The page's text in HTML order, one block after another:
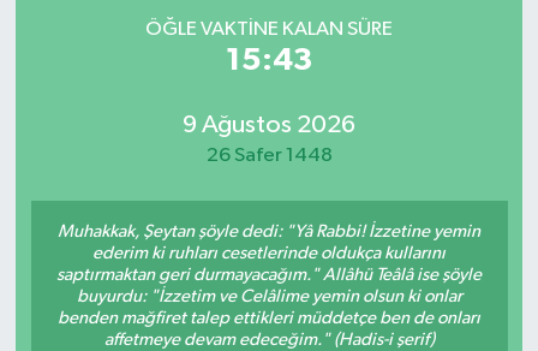
ÖĞLE VAKTINE KALAN SÜRE
15:43
9 Ağustos 2026
26 Safer 1448
Muhakkak, Şeytan şöyle dedi: "Yâ Rabbi! İzzetine yemin
ederim ki ruhları cesetlerinde oldukça kullarını
saptırmaktan geri durmayacağım." Allâhü Teâlâ ise şöyle
buyurdu: "İzzetim ve Celâlime yemin olsun ki onlar
benden mağfiret talep ettikleri müddetçe ben de onları
affetmeye devam edeceğim." (Hadis-i şerif)
Gündem
Güvenlik
Süper Lig Puan Durumu ve Fikstür
Tüm Manşetler
Haber Arşivi